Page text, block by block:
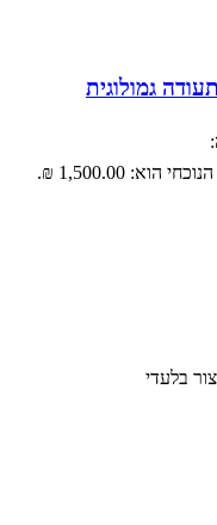
הוא: 1,500.00 ₪.
בלעדי